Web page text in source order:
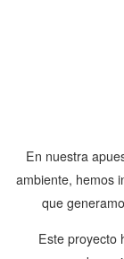
En nuestra
ambiente, hemos
que
Este proyecto